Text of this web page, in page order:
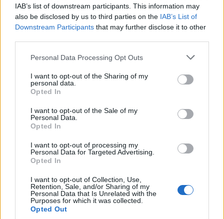
IAB’s list of downstream participants. This information may
also be disclosed by us to third parties on the IAB’s List of
Downstream Participants that may further disclose it to other
Please note that this website/app uses one or more Google
not limited to your visit or usage behaviour. You may click to
grant or deny consent to Google and its third-party tags to
use your data for below specified purposes in below Google
consent section.
Personal Data Processing Opt Outs
I want to opt-out of the Sharing of my
personal data.
Opted In
I want to opt-out of the Sale of my
Personal Data.
Opted In
I want to opt-out of processing my
Personal Data for Targeted Advertising.
Opted In
I want to opt-out of Collection, Use,
Retention, Sale, and/or Sharing of my
Personal Data that Is Unrelated with the
Purposes for which it was collected.
Opted Out
A 15. születésnapi koncertre tehát július 25-én kerül
sor a Barba Negra Trackben,itt az esemény
Facebook oldala, valaminta zenekar honlapjaés
Facebook oldala .
: elővételben 1999, a koncert napján 2499 Ft.
A koncert kapcsán feltettünk még néhány kérdést
Varga Liviusnak, a miniinterjút változtatás nélkül
közöljük:
Milyen érzés betölteni a 15-öt? Ez már bőven a
kamaszkor, szinte nagykorúság.
Izgalmas érzés, csupa rejtelem a következő 15.
Mit jelent neked ez a zenekar?